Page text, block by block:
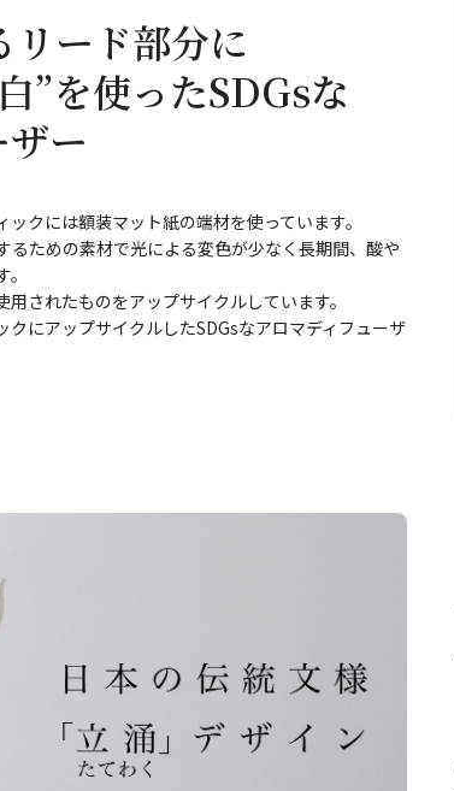
リード部分に
”を使ったSDGsな
ー
クには額装マット紙の端材を使っています。
るための素材で光による変色が少なく長期間、酸や
されたものをアップサイクルしています。
にアップサイクルしたSDGsなアロマディフューザ